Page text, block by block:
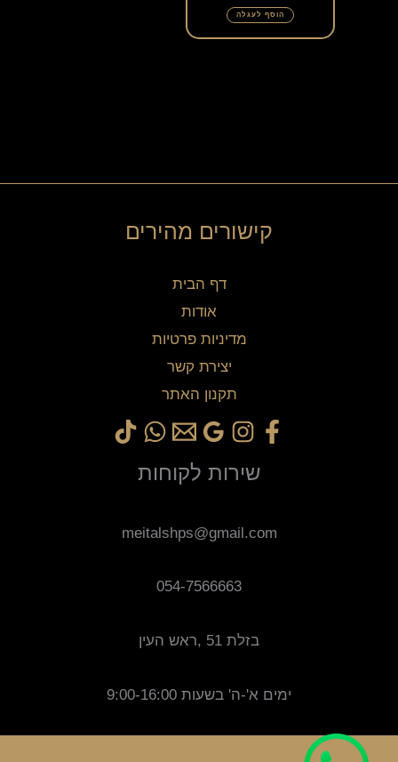
הוסף לעגלה
קישורים מהירים
דף הבית
אודות
מדיניות פרטיות
יצירת קשר
תקנון האתר
שירות לקוחות
meitalshps@gmail.com
054-7566663
בזלת 51 ,ראש העין
ימים א'-ה' בשעות 9:00-16:00